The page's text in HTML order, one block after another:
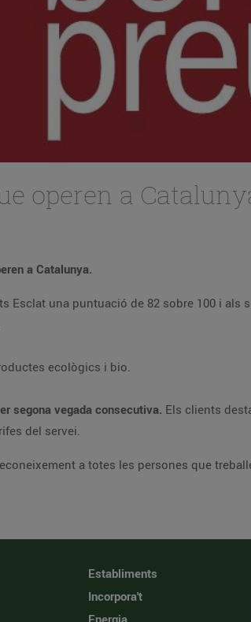
operen a
a Catalunya.
Esclat una puntuació de 82 sobre 100 i als
ecològics i bio.
segona vegada consecutiva. Els clients
del servei.
a totes les persones que
Establiments
Incorpora't
Energia